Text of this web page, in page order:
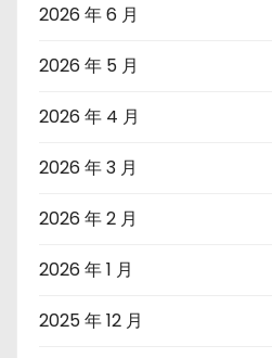
2026 年 6 月
2026 年 5 月
2026 年 4 月
2026 年 3 月
2026 年 2 月
2026 年 1 月
2025 年 12 月